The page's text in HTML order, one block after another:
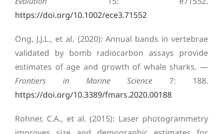
https://doi.org/10.1002/ece3.71552
Ong, J.J.L., et al. (2020): Annual bands in vertebrae
validated by bomb radiocarbon assays provide
estimates of age and growth of whale sharks. —
Frontiers in Marine Science 7: 188.
https://doi.org/10.3389/fmars.2020.00188
Rohner, C.A., et al. (2015): Laser photogrammetry